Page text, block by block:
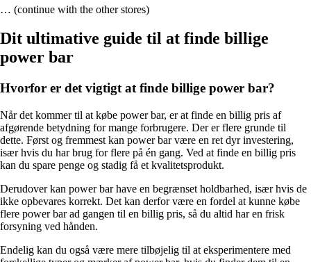
… (continue with the other stores)
Dit ultimative guide til at finde billige
power bar
Hvorfor er det vigtigt at finde billige power bar?
Når det kommer til at købe power bar, er at finde en billig pris af
afgørende betydning for mange forbrugere. Der er flere grunde til
dette. Først og fremmest kan power bar være en ret dyr investering,
især hvis du har brug for flere på én gang. Ved at finde en billig pris
kan du spare penge og stadig få et kvalitetsprodukt.
Derudover kan power bar have en begrænset holdbarhed, især hvis de
ikke opbevares korrekt. Det kan derfor være en fordel at kunne købe
flere power bar ad gangen til en billig pris, så du altid har en frisk
forsyning ved hånden.
Endelig kan du også være mere tilbøjelig til at eksperimentere med